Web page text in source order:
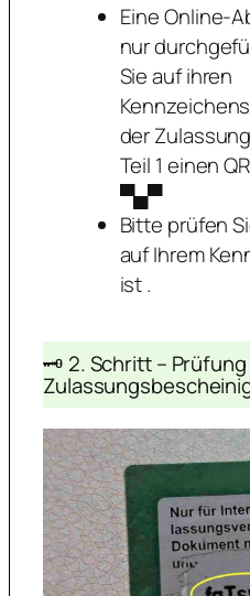
Eine Online-
nur
Sie auf ihren
der
Teil 1 einen
▀▄▀
Bitte prüfen
auf Ihrem
ist .
🗝️ 2. Schritt –